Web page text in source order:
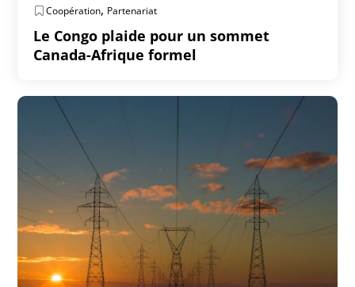
Coopération, Partenariat
Le Congo plaide pour un sommet
Canada-Afrique formel